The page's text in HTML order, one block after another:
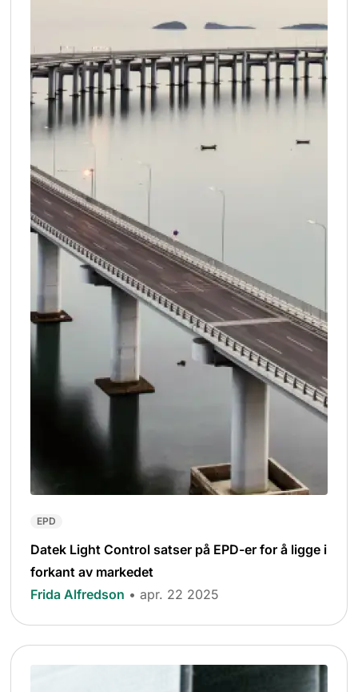
EPD
Datek Light Control satser på EPD-er for å ligge i
forkant av markedet
Frida Alfredson • apr. 22 2025